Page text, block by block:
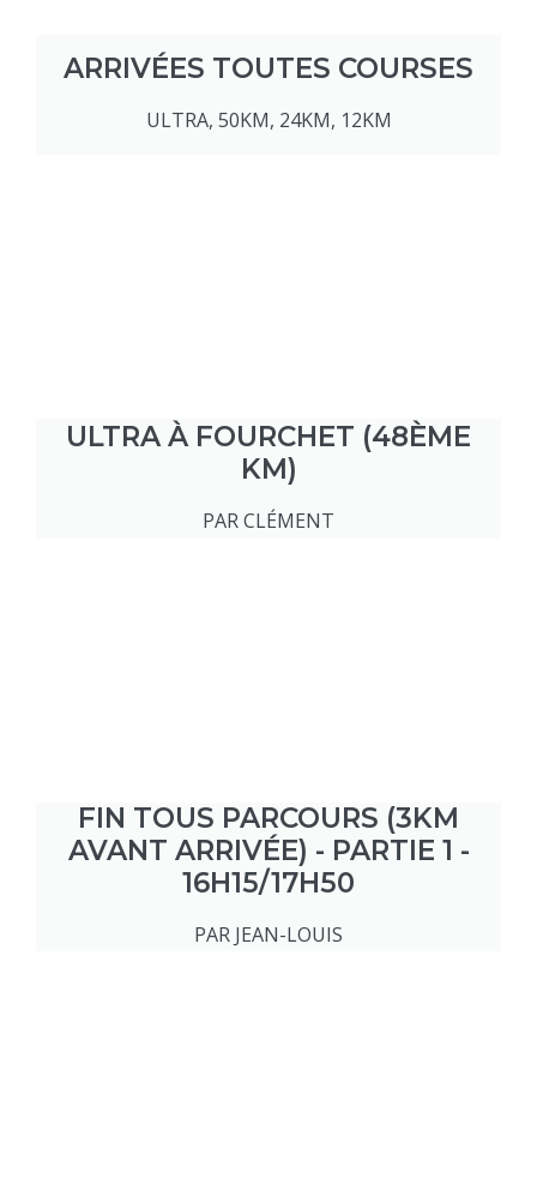
ARRIVÉES TOUTES COURSES
ULTRA, 50KM, 24KM, 12KM
ULTRA À FOURCHET (48ÈME
KM)
PAR CLÉMENT
FIN TOUS PARCOURS (3KM
AVANT ARRIVÉE) - PARTIE 1 -
16H15/17H50
PAR JEAN-LOUIS